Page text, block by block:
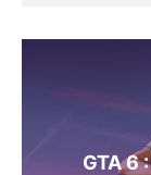
GTA 6